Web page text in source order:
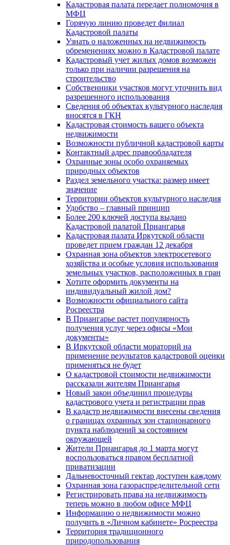
Кадастровая палата передает полномочия в
МФЦ
Горячую линию проведет филиал
Кадастровой палаты
Узнать о наложенных на недвижимость
обременениях можно в Кадастровой палате
Кадастровый учет жилых домов возможен
только при наличии разрешения на
строительство
Собственники участков могут уточнить вид
разрешенного использования
Сведения об объектах культурного наследия
вносятся в ГКН
Кадастровая стоимость вашего объекта
недвижимости
Возможности публичной кадастровой карты
Контактный адрес правообладателя
Охранные зоны особо охраняемых
природных объектов
Раздел земельного участка: размер имеет
значение
Территории объектов культурного наследия
Удобство – главный принцип
Более 200 ключей доступа выдано
Кадастровой палатой Приангарья
Кадастровая палата Иркутской области
проведет прием граждан 12 декабря
Охранная зона объектов электросетевого
хозяйства и особые условия использования
земельных участков, расположенных в гран
Хотите оформить документы на
индивидуальный жилой дом?
Возможности официального сайта
Росреестра
В Приангарье растет популярность
получения услуг через офисы «Мои
документы»
В Иркутской области мораторий на
применение результатов кадастровой оценки
применяться не будет
О кадастровой стоимости недвижимости
рассказали жителям Приангарья
Новый закон объединил процедуры
кадастрового учета и регистрации прав
В кадастр недвижимости внесены сведения
о границах охранных зон стационарного
пункта наблюдений за состоянием
окружающей
Жители Приангарья до 1 марта могут
воспользоваться правом бесплатной
приватизации
Дальневосточный гектар доступен каждому
Охранная зона газораспределительной сети
Регистрировать права на недвижимость
теперь можно в любом офисе МФЦ
Информацию о недвижимости можно
получить в «Личном кабинете» Росреестра
Территория традиционного
природопользования